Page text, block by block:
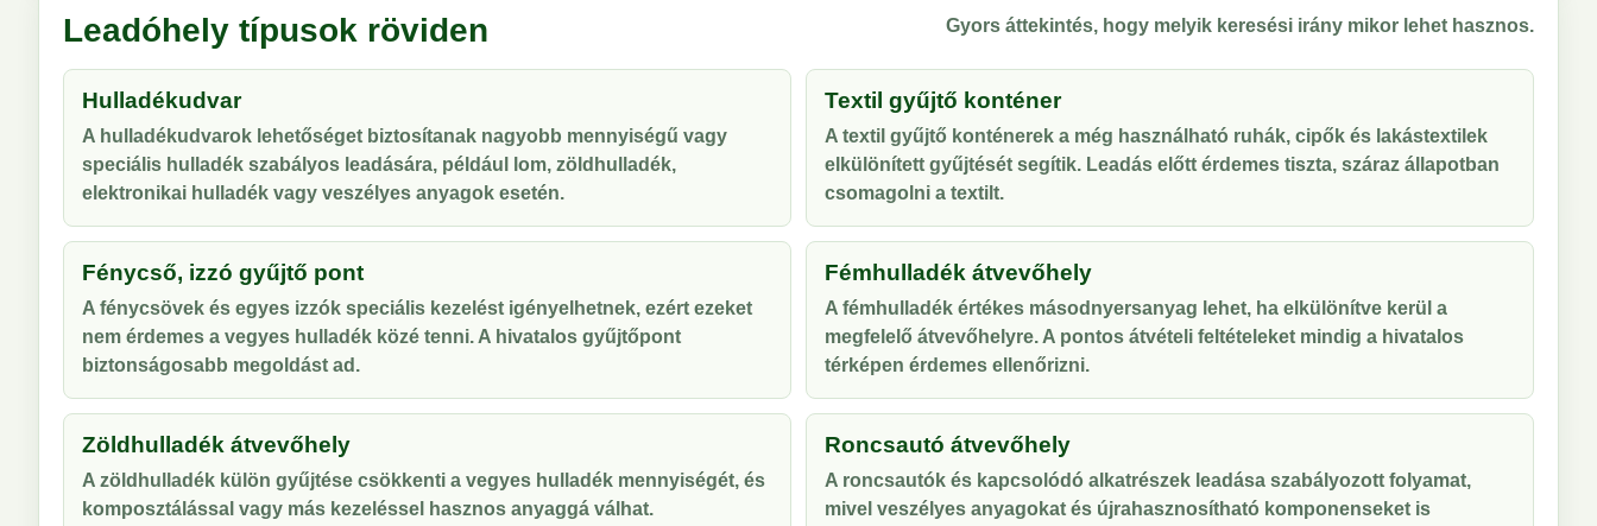
Leadóhely típusok röviden Gyors áttekintés, hogy melyik keresési irány mikor lehet hasznos.
Hulladékudvar
A hulladékudvarok lehetőséget biztosítanak nagyobb mennyiségű vagy
speciális hulladék szabályos leadására, például lom, zöldhulladék,
elektronikai hulladék vagy veszélyes anyagok esetén.
Textil gyűjtő konténer
A textil gyűjtő konténerek a még használható ruhák, cipők és lakástextilek
elkülönített gyűjtését segítik. Leadás előtt érdemes tiszta, száraz állapotban
csomagolni a textilt.
Fénycső, izzó gyűjtő pont
A fénycsövek és egyes izzók speciális kezelést igényelhetnek, ezért ezeket
nem érdemes a vegyes hulladék közé tenni. A hivatalos gyűjtőpont
biztonságosabb megoldást ad.
Fémhulladék átvevőhely
A fémhulladék értékes másodnyersanyag lehet, ha elkülönítve kerül a
megfelelő átvevőhelyre. A pontos átvételi feltételeket mindig a hivatalos
térképen érdemes ellenőrizni.
Zöldhulladék átvevőhely
A zöldhulladék külön gyűjtése csökkenti a vegyes hulladék mennyiségét, és
komposztálással vagy más kezeléssel hasznos anyaggá válhat.
Roncsautó átvevőhely
A roncsautók és kapcsolódó alkatrészek leadása szabályozott folyamat,
mivel veszélyes anyagokat és újrahasznosítható komponenseket is